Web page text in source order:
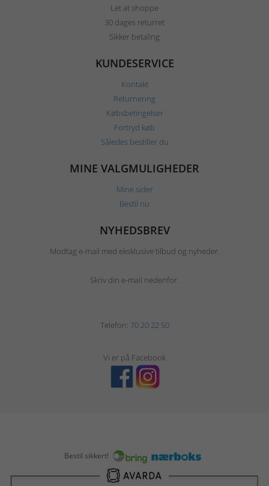
Let at shoppe
30 dages returret
Sikker betaling
KUNDESERVICE
Kontakt
Returnering
Købsbetingelser
Fortryd køb
Således bestiller du
MINE VALGMULIGHEDER
Mine sider
Bestil nu
NYHEDSBREV
Modtag e-mail med eksklusive tilbud og nyheder.
Skriv din e-mail nedenfor.
Telefon: 70 20 22 50
Vi er på Facebook
Bestil sikkert!